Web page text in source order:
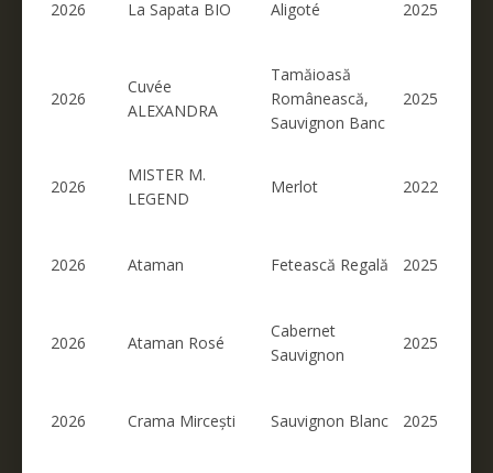
2026 La Sapata BIO Aligoté 2025
2026
Cuvée
ALEXANDRA
Tamăioasă
Românească,
Sauvignon Banc
2025
2026
MISTER M.
LEGEND
Merlot 2022
2026 Ataman Fetească Regală 2025
2026 Ataman Rosé
Cabernet
Sauvignon
2025
2026 Crama Mircești Sauvignon Blanc 2025